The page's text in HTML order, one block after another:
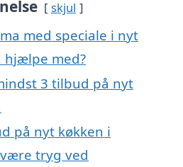
skjul
med speciale i nyt
hjælpe med?
3 tilbud på nyt
på nyt køkken i
tryg ved